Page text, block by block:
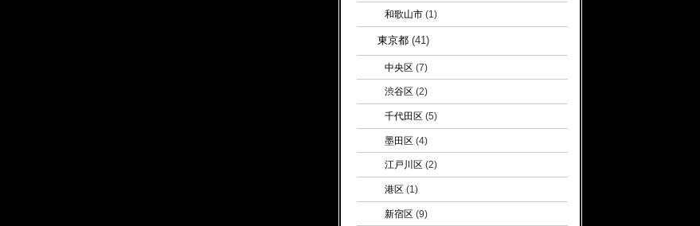
和歌山市(1)
東京都(41)
中央区(7)
渋谷区 (2)
千代田区(5)
墨田区(4)
江戸川区 (2)
港区(1)
新宿区(9)